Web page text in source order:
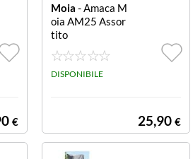
€
Moia - Amaca M
oia AM25 Assor
tito
DISPONIBILE
25,90 €